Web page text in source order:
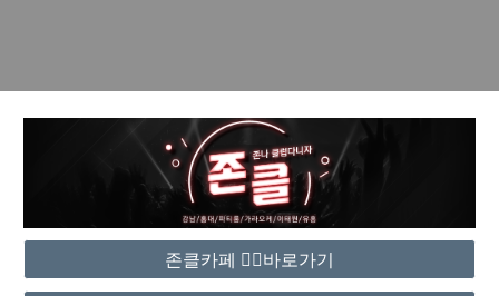
존클카페 ❤️‍🔥바로가기